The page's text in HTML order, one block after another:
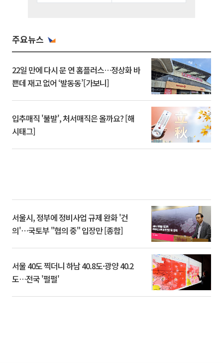
주요뉴스
22일 만에 다시 문 연 홈플러스…정상화 바
쁜데 재고 없어 ‘발동동’[가보니]
입추매직 '불발', 처서매직은 올까요? [해
시태그]
서울시, 정부에 정비사업 규제 완화 '건
의'⋯국토부 "협의 중" 입장만 [종합]
서울 40도 찍더니 하남 40.8도·광양 40.2
도…전국 '펄펄'